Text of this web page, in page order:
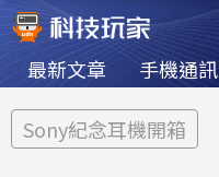
最新文章 手機通訊
Sony紀念耳機開箱